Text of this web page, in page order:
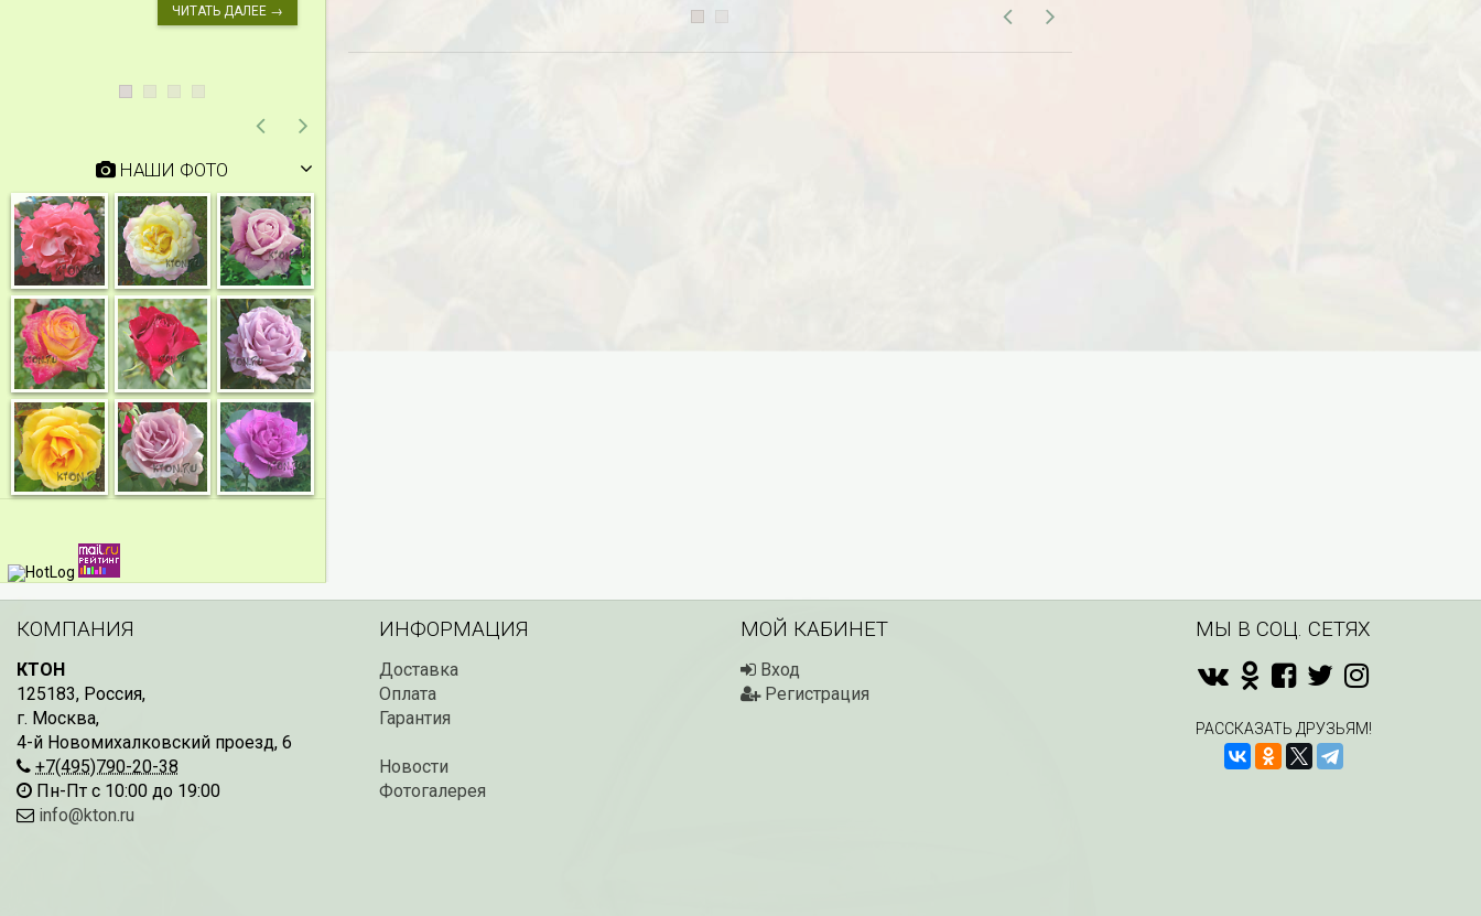
ЧИТАТЬ ДАЛЕЕ →
НАШИ ФОТО
КОМПАНИЯ
КТОН
125183, Россия,
г. Москва,
4-й Новомихалковский проезд, 6
+7(495)790-20-38
Пн-Пт с 10:00 до 19:00
info@kton.ru
ИНФОРМАЦИЯ
Доставка
Оплата
Гарантия
Новости
Фотогалерея
МОЙ КАБИНЕТ
Вход
Регистрация
МЫ В СОЦ. СЕТЯХ
РАССКАЗАТЬ ДРУЗЬЯМ!